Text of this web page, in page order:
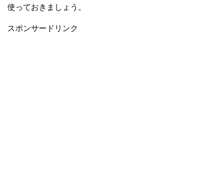
使っておきましょう。
スポンサードリンク